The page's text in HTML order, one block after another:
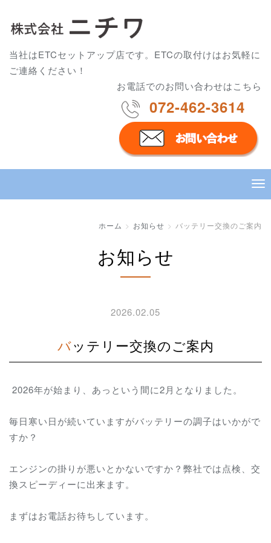
当社はETCセットアップ店です。ETCの取付けはお気軽に
ご連絡ください！
お電話でのお問い合わせはこちら
072-462-3614
ホーム お知らせ バッテリー交換のご案内
お知らせ
2026.02.05
バッテリー交換のご案内
2026年が始まり、あっという間に2月となりました。
毎日寒い日が続いていますがバッテリーの調子はいかがで
すか？
エンジンの掛りが悪いとかないですか？弊社では点検、交
換スピーディーに出来ます。
まずはお電話お待ちしています。